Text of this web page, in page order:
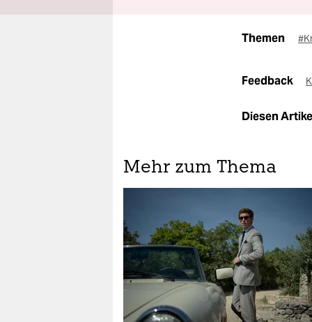
Themen
Feedback
Diesen
Mehr zum Thema